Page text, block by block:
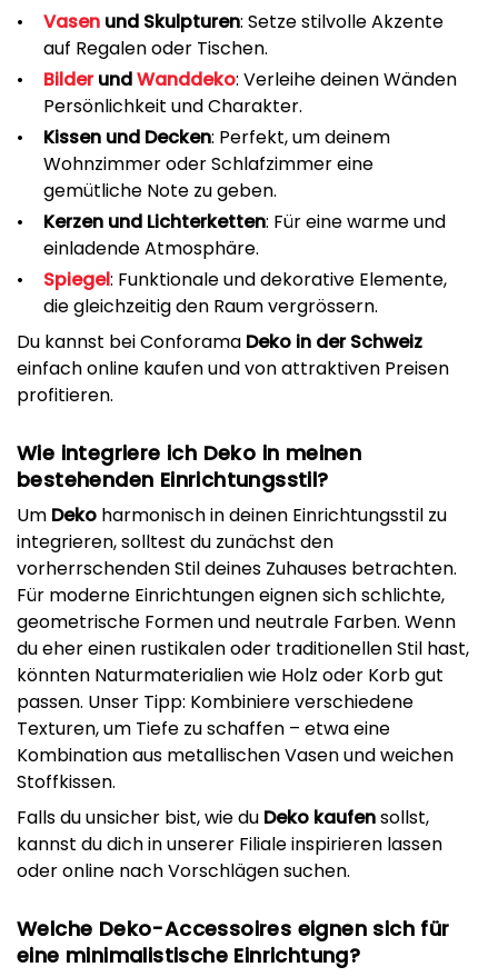
Vasen und Skulpturen: Setze stilvolle Akzente
auf Regalen oder Tischen.
BilderundWanddeko: Verleihe deinen Wänden
Persönlichkeit und Charakter.
Kissen und Decken: Perfekt, um deinem
Wohnzimmer oder Schlafzimmer eine
gemütliche Note zu geben.
Kerzen und Lichterketten: Für eine warme und
einladende Atmosphäre.
Spiegel: Funktionale und dekorative Elemente,
die gleichzeitig den Raum vergrössern.
Du kannst bei Conforama Deko in der Schweiz
einfach online kaufen und von attraktiven Preisen
profitieren.
Wie integriere ich Deko in meinen
bestehenden Einrichtungsstil?
Um Deko harmonisch in deinen Einrichtungsstil zu
integrieren, solltest du zunächst den
vorherrschenden Stil deines Zuhauses betrachten.
Für moderne Einrichtungen eignen sich schlichte,
geometrische Formen und neutrale Farben. Wenn
du eher einen rustikalen oder traditionellen Stil hast,
könnten Naturmaterialien wie Holz oder Korb gut
passen. Unser Tipp: Kombiniere verschiedene
Texturen, um Tiefe zu schaffen – etwa eine
Kombination aus metallischen Vasen und weichen
Stoffkissen.
Falls du unsicher bist, wie du Deko kaufensollst,
kannst du dich in unserer Filiale inspirieren lassen
oder online nach Vorschlägen suchen.
Welche Deko-Accessoires eignen sich für
eine minimalistische Einrichtung?